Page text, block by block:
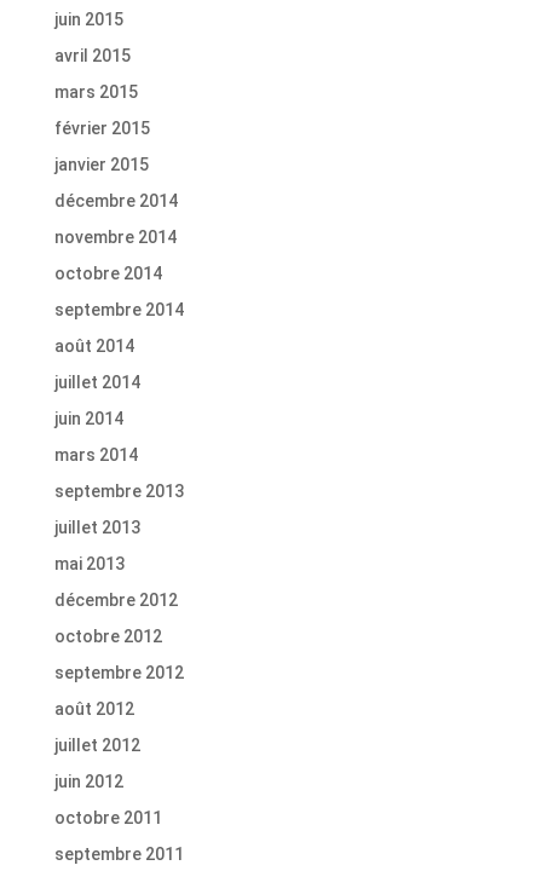
juin 2015
avril 2015
mars 2015
février 2015
janvier 2015
décembre 2014
novembre 2014
octobre 2014
septembre 2014
août 2014
juillet 2014
juin 2014
mars 2014
septembre 2013
juillet 2013
mai 2013
décembre 2012
octobre 2012
septembre 2012
août 2012
juillet 2012
juin 2012
octobre 2011
septembre 2011